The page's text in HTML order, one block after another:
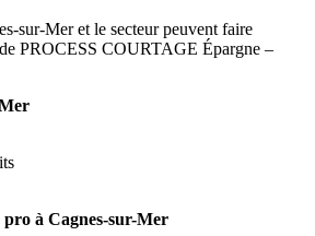
sur-Mer et le secteur peuvent faire
PROCESS COURTAGE Épargne –
à Cagnes-sur-Mer